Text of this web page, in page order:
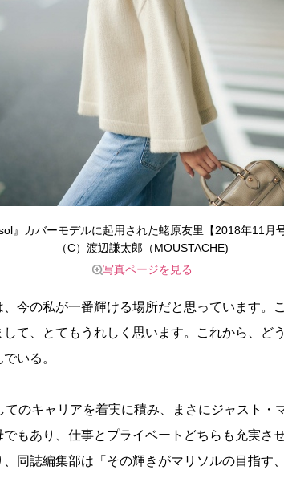
』カバーモデルに起用された蛯原友里【2018年11月
（C）渡辺謙太郎（MOUSTACHE)
写真ページを見る
今の私が一番輝ける場所だと思っています。
て、とてもうれしく思います。これから、ど
いる。
のキャリアを着実に積み、まさにジャスト・
もあり、仕事とプライベートどちらも充実さ
同誌編集部は「その輝きがマリソルの目指す